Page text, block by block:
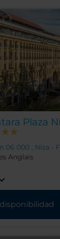
Plaza
06 000 , Niza -
Anglais